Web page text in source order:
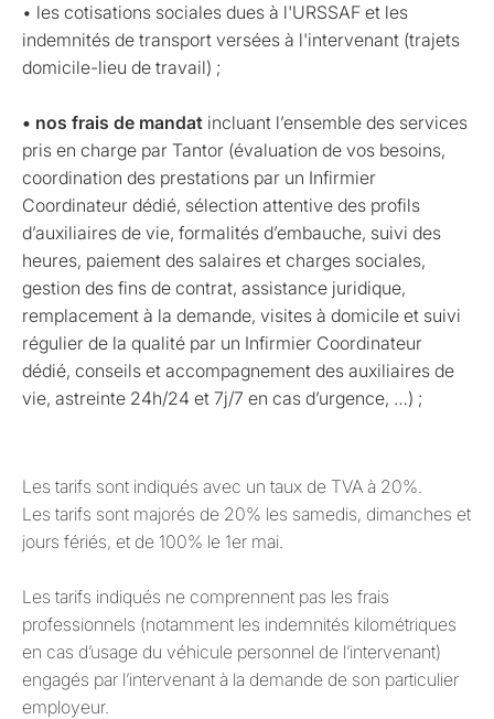
• les cotisations sociales dues à l'URSSAF et les
indemnités de transport versées à l'intervenant (trajets
domicile-lieu de travail) ;
• nos frais de mandat incluant l’ensemble des services
pris en charge par Tantor (évaluation de vos besoins,
coordination des prestations par un Infirmier
Coordinateur dédié, sélection attentive des profils
d’auxiliaires de vie, formalités d’embauche, suivi des
heures, paiement des salaires et charges sociales,
gestion des fins de contrat, assistance juridique,
remplacement à la demande, visites à domicile et suivi
régulier de la qualité par un Infirmier Coordinateur
dédié, conseils et accompagnement des auxiliaires de
vie, astreinte 24h/24 et 7j/7 en cas d’urgence, …) ;
Les tarifs sont indiqués avec un taux de TVA à 20%.
Les tarifs sont majorés de 20% les samedis, dimanches et
jours fériés, et de 100% le 1er mai.
Les tarifs indiqués ne comprennent pas les frais
professionnels (notamment les indemnités kilométriques
en cas d’usage du véhicule personnel de l’intervenant)
engagés par l’intervenant à la demande de son particulier
employeur.